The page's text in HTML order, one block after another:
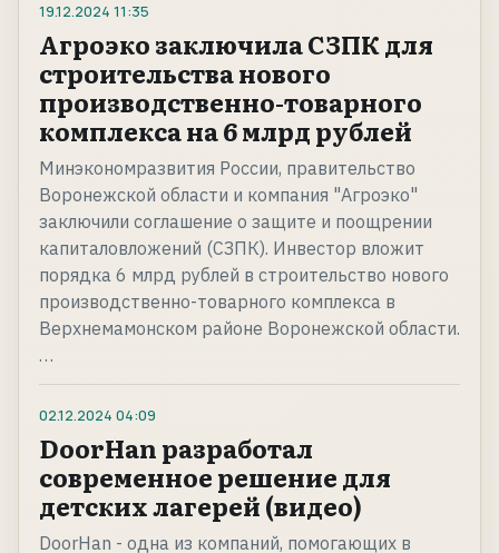
19.12.2024 11:35
Агроэко заключила СЗПК для
строительства нового
производственно-товарного
комплекса на 6 млрд рублей
Минэкономразвития России, правительство
Воронежской области и компания "Агроэко"
заключили соглашение о защите и поощрении
капиталовложений (СЗПК). Инвестор вложит
порядка 6 млрд рублей в строительство нового
производственно-товарного комплекса в
Верхнемамонском районе Воронежской области.
…
02.12.2024 04:09
DoorHan разработал
современное решение для
детских лагерей (видео)
DoorHan - одна из компаний, помогающих в